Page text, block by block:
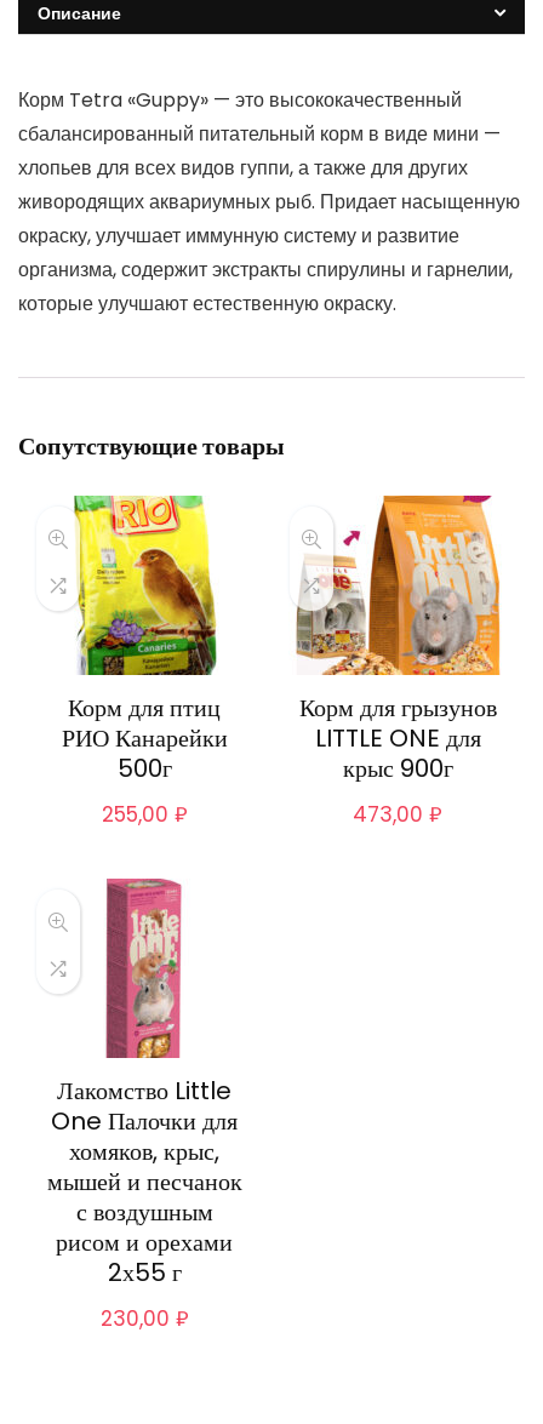
Описание
Корм Tetra «Guppy» — это высококачественный
сбалансированный питательный корм в виде мини —
хлопьев для всех видов гуппи, а также для других
живородящих аквариумных рыб. Придает насыщенную
окраску, улучшает иммунную систему и развитие
организма, содержит экстракты спирулины и гарнелии,
которые улучшают естественную окраску.
Сопутствующие товары
Корм для птиц
РИО Канарейки
500г
255,00 ₽
Корм для грызунов
LITTLE ONE для
крыс 900г
473,00₽
Лакомство Little
One Палочки для
хомяков, крыс,
мышей и песчанок
с воздушным
рисом и орехами
2х55 г
230,00 ₽